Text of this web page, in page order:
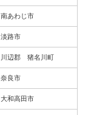
南あわじ市
淡路市
川辺郡 猪名川町
奈良市
大和高田市